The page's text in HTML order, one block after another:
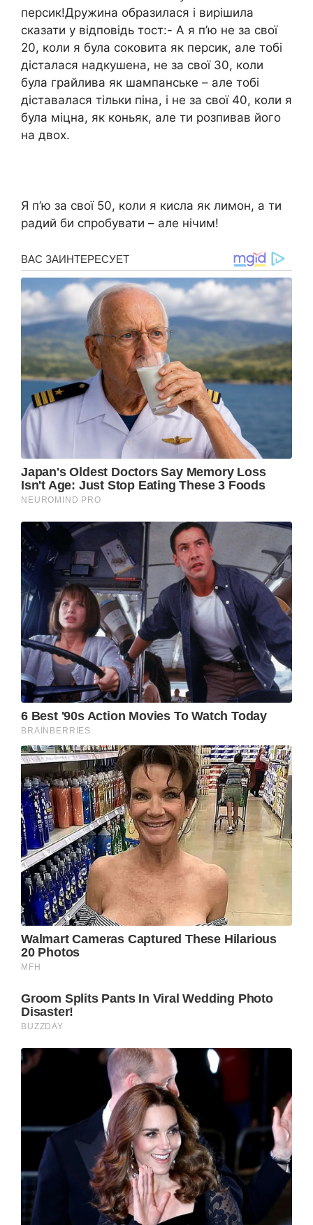
персик!Дружина образилася і вирішила
сказати у відповідь тост:- А я п’ю не за свої
20, коли я була соковита як персик, але тобі
дісталася надкушена, не за свої 30, коли
була грайлива як шампанське – але тобі
діставалася тільки піна, і не за свої 40, коли я
була міцна, як коньяк, але ти розпивав його
на двох.
Я п’ю за свої 50, коли я кисла як лимон, а ти
радий би спробувати – але нічим!